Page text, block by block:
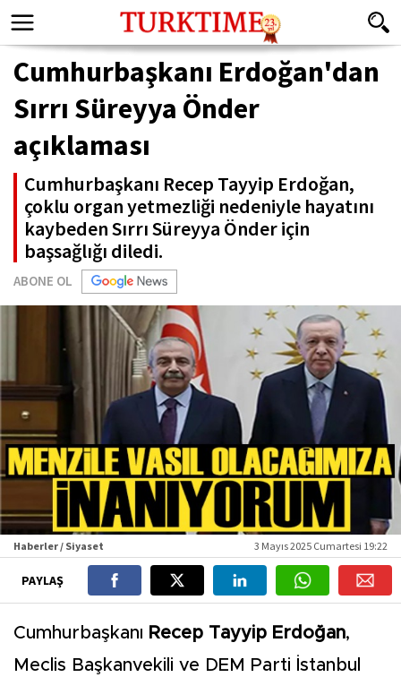
Cumhurbaşkanı Erdoğan'dan
Sırrı Süreyya Önder
açıklaması
Cumhurbaşkanı Recep Tayyip Erdoğan,
çoklu organ yetmezliği nedeniyle hayatını
kaybeden Sırrı Süreyya Önder için
başsağlığı diledi.
ABONE OL
Haberler / Siyaset 3 Mayıs 2025 Cumartesi 19:22
PAYLAŞ
Cumhurbaşkanı Recep Tayyip Erdoğan,
Meclis Başkanvekili ve DEM Parti İstanbul